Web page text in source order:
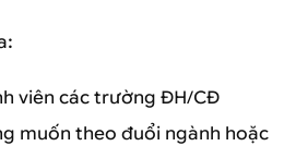
viên các trường ĐH/CĐ
muốn theo đuổi ngành hoặc